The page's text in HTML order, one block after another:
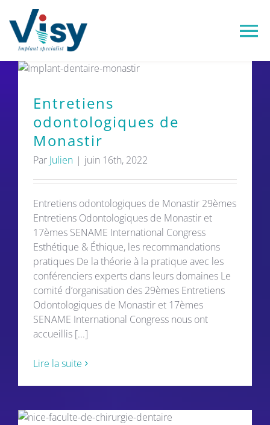
au
contenu
Easy Implant®
Visy Academy
VisyLab
Replays
Support
Entretiens
odontologiques de
Monastir
Par Julien | juin 16th, 2022
Entretiens odontologiques de Monastir 29èmes
Entretiens Odontologiques de Monastir et
17èmes SENAME International Congress
Esthétique & Éthique, les recommandations
pratiques De la théorie à la pratique avec les
conférenciers experts dans leurs domaines Le
comité d’organisation des 29èmes Entretiens
Odontologiques de Monastir et 17èmes
SENAME International Congress nous ont
accueillis [...]
Lire la suite